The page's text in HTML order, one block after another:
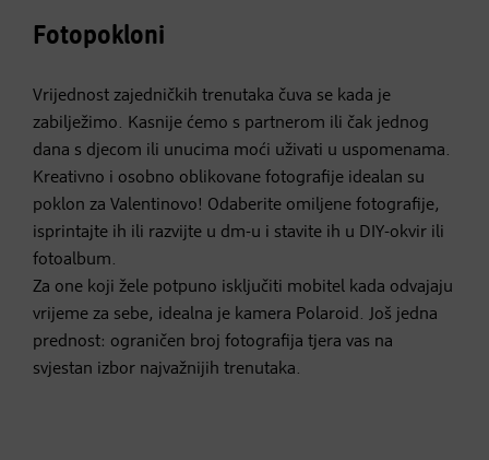
Fotopokloni
Vrijednost zajedničkih trenutaka čuva se kada je
zabilježimo. Kasnije ćemo s partnerom ili čak jednog
dana s djecom ili unucima moći uživati u uspomenama.
Kreativno i osobno oblikovane fotografije idealan su
poklon za Valentinovo! Odaberite omiljene fotografije,
isprintajte ih ili razvijte u dm-u i stavite ih u DIY-okvir ili
fotoalbum.
Za one koji žele potpuno isključiti mobitel kada odvajaju
vrijeme za sebe, idealna je kamera Polaroid. Još jedna
prednost: ograničen broj fotografija tjera vas na
svjestan izbor najvažnijih trenutaka.